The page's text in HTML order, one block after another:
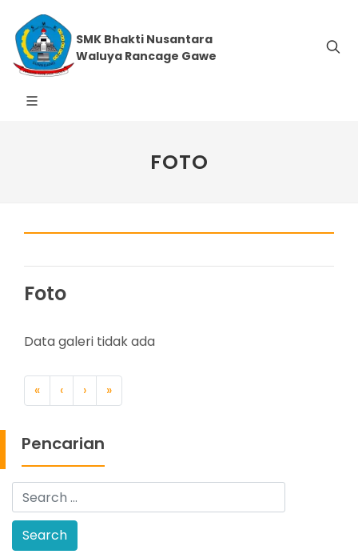
SMK Bhakti Nusantara
Waluya Rancage Gawe
FOTO
Foto
Data galeri tidak ada
« ‹ › »
Pencarian